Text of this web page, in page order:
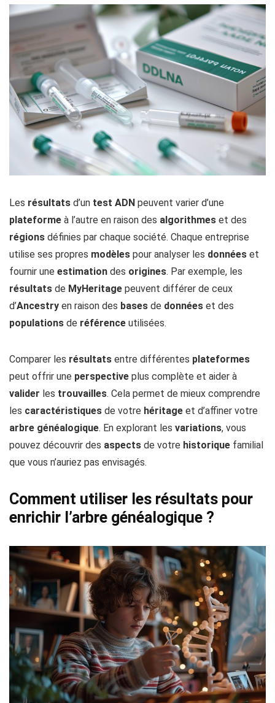
Les résultats d’un test ADN peuvent varier d’une
plateforme à l’autre en raison des algorithmes et des
régions définies par chaque société. Chaque entreprise
utilise ses propres modèles pour analyser les données et
fournir une estimation des origines. Par exemple, les
résultats de MyHeritage peuvent différer de ceux
d’Ancestry en raison des bases de données et des
populations de référence utilisées.
Comparer les résultats entre différentes plateformes
peut offrir une perspective plus complète et aider à
valider les trouvailles. Cela permet de mieux comprendre
les caractéristiques de votre héritage et d’affiner votre
arbre généalogique. En explorant les variations, vous
pouvez découvrir des aspects de votre historique familial
que vous n’auriez pas envisagés.
Comment utiliser les résultats pour
enrichir l’arbre généalogique ?